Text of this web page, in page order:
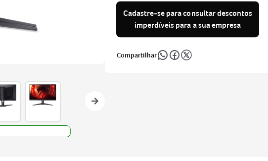
Cadastre-se para consultar descontos
imperdíveis para a sua empresa
Compartilhar